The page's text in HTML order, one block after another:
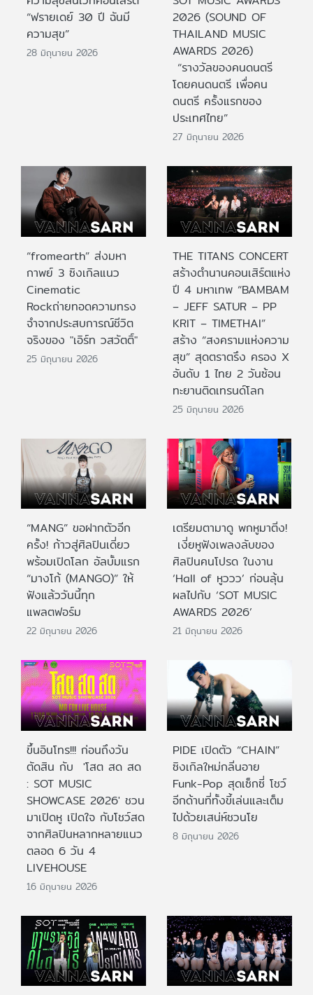
“ฟรายเดย์ 30 ปี ฉันมี
ความสุข”
28 มิถุนายน 2026
2026 (SOUND OF
THAILAND MUSIC
AWARDS 2026)
“รางวัลของคนดนตรี
โดยคนดนตรี เพื่อคน
ดนตรี ครั้งแรกของ
ประเทศไทย”
27 มิถุนายน 2026
“fromearth” ส่งมหา
กาพย์ 3 ซิงเกิลแนว
Cinematic
Rockถ่ายทอดความทรง
จำจากประสบการณ์ชีวิต
จริงของ "เอิร์ท วสวัตติ์"
25 มิถุนายน 2026
THE TITANS CONCERT
สร้างตำนานคอนเสิร์ตแห่ง
ปี 4 มหาเทพ “BAMBAM
– JEFF SATUR – PP
KRIT – TIMETHAI”
สร้าง “สงครามแห่งความ
สุข” สุดตราตรึง ครอง X
อันดับ 1 ไทย 2 วันซ้อน
ทะยานติดเทรนด์โลก
25 มิถุนายน 2026
“MANG” ขอฝากตัวอีก
ครั้ง! ก้าวสู่ศิลปินเดี่ยว
พร้อมเปิดโลก อัลบั้มแรก
“มางโก้ (MANGO)” ให้
ฟังแล้ววันนี้ทุก
แพลตฟอร์ม
22 มิถุนายน 2026
เตรียมตามาดู พกหูมาติ่ง!
เงี่ยหูฟังเพลงลับของ
ศิลปินคนโปรด ในงาน
‘Hall of หูววว’ ก่อนลุ้น
ผลไปกับ ‘SOT MUSIC
AWARDS 2026’
21 มิถุนายน 2026
ขึ้นอินโทร!!! ก่อนถึงวัน
ตัดสิน กับ 'โสต สด สด
: SOT MUSIC
SHOWCASE 2026' ชวน
มาเปิดหู เปิดใจ กับโชว์สด
จากศิลปินหลากหลายแนว
ตลอด 6 วัน 4
LIVEHOUSE
16 มิถุนายน 2026
PIDE เปิดตัว “CHAIN”
ซิงเกิลใหม่กลิ่นอาย
Funk-Pop สุดเซ็กซี่ โชว์
อีกด้านที่ทั้งขี้เล่นและเต็ม
ไปด้วยเสน่ห์ชวนโย
8 มิถุนายน 2026